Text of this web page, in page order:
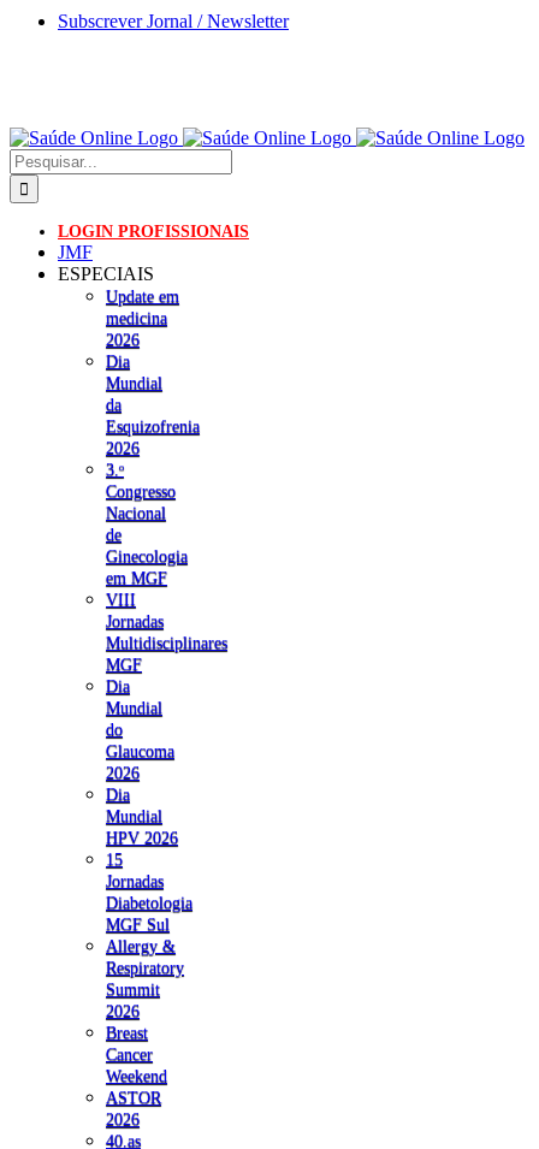
Skip
Subscrever Jornal / Newsletter
Pesquisar
LOGIN PROFISSIONAIS
JMF
ESPECIAIS
Update em
medicina
2026
Dia
Mundial
da
Esquizofrenia
2026
3.ᵒ
Congresso
Nacional
de
Ginecologia
em MGF
VIII
Jornadas
Multidisciplinares
MGF
Dia
Mundial
do
Glaucoma
2026
Dia
Mundial
HPV 2026
15
Jornadas
Diabetologia
MGF Sul
Allergy &
Respiratory
Summit
2026
Breast
Cancer
Weekend
ASTOR
2026
40.as